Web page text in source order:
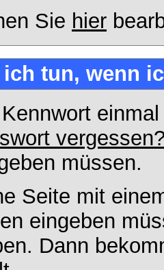
Sie hier
ich tun, wenn
müssen.
Seite mit
eingeben
Dann